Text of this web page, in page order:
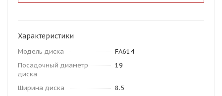
Характеристики
Модель диска
FA614
Посадочный диаметр
диска
19
Ширина диска
8.5